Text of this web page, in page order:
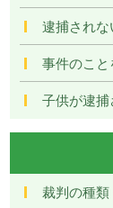
逮捕され
事件のこ
子供が逮
裁判の種